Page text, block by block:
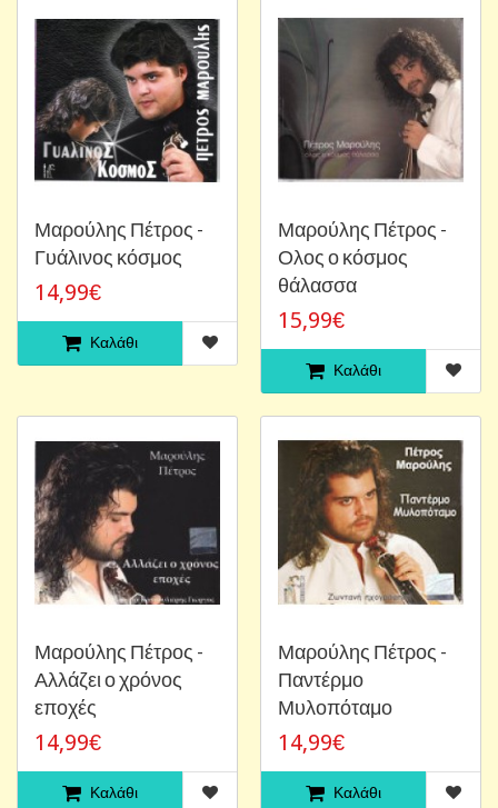
Μαρούλης Πέτρος -
Γυάλινος κόσμος
14,99€
Καλάθι
Μαρούλης Πέτρος -
Ολος ο κόσμος
θάλασσα
15,99€
Καλάθι
Μαρούλης Πέτρος -
Αλλάζει ο χρόνος
εποχές
14,99€
Καλάθι
Μαρούλης Πέτρος -
Παντέρμο
Μυλοπόταμο
14,99€
Καλάθι